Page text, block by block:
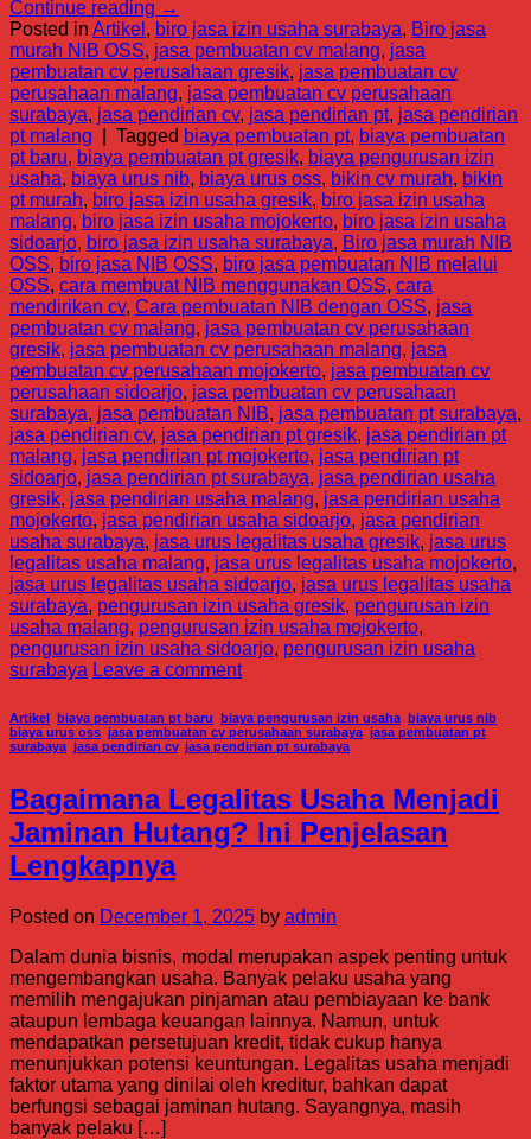
Continue reading →
Posted in Artikel , biro jasa izin usaha surabaya, Biro jasa
murah NIB OSS, jasa pembuatan cv malang, jasa
pembuatan cv perusahaan gresik, jasa pembuatan cv
perusahaan malang, jasa pembuatan cv perusahaan
surabaya, jasa pendirian cv, jasa pendirian pt, jasa pendirian
pt malang
Tagged biaya pembuatan pt, biaya pembuatan
pt baru, biaya pembuatan pt gresik, biaya pengurusan izin
usaha, biaya urus nib, biaya urus oss, bikin cv murah, bikin
pt murah, biro jasa izin usaha gresik, biro jasa izin usaha
malang, biro jasa izin usaha mojokerto, biro jasa izin usaha
sidoarjo, biro jasa izin usaha surabaya, Biro jasa murah NIB
OSS, biro jasa NIB OSS, biro jasa pembuatan NIB melalui
OSS, cara membuat NIB menggunakan OSS, cara
mendirikan cv, Cara pembuatan NIB dengan OSS, jasa
pembuatan cv malang, jasa pembuatan cv perusahaan
gresik, jasa pembuatan cv perusahaan malang, jasa
pembuatan cv perusahaan mojokerto, jasa pembuatan cv
perusahaan sidoarjo, jasa pembuatan cv perusahaan
surabaya, jasa pembuatan NIB, jasa pembuatan pt surabaya,
jasa pendirian cv, jasa pendirian pt gresik, jasa pendirian pt
malang, jasa pendirian pt mojokerto, jasa pendirian pt
sidoarjo, jasa pendirian pt surabaya, jasa pendirian usaha
gresik, jasa pendirian usaha malang, jasa pendirian usaha
mojokerto, jasa pendirian usaha sidoarjo, jasa pendirian
usaha surabaya, jasa urus legalitas usaha gresik, jasa urus
legalitas usaha malang, jasa urus legalitas usaha mojokerto,
jasa urus legalitas usaha sidoarjo, jasa urus legalitas usaha
surabaya, pengurusan izin usaha gresik, pengurusan izin
usaha malang, pengurusan izin usaha mojokerto,
pengurusan izin usaha sidoarjo, pengurusan izin usaha
surabaya Leave a comment
Artikel biaya pembuatan pt baru biaya pengurusan izin usaha biaya urus nib
biaya urus oss jasa pembuatan cv perusahaan surabaya jasa pembuatan pt
surabaya jasa pendirian cv, jasa pendirian pt surabaya
Bagaimana Legalitas Usaha Menjadi
Jaminan Hutang? Ini Penjelasan
Lengkapnya
Posted on December 1, 2025 by admin
Dalam dunia bisnis, modal merupakan aspek penting untuk
mengembangkan usaha. Banyak pelaku usaha yang
memilih mengajukan pinjaman atau pembiayaan ke bank
ataupun lembaga keuangan lainnya. Namun, untuk
mendapatkan persetujuan kredit, tidak cukup hanya
menunjukkan potensi keuntungan. Legalitas usaha menjadi
faktor utama yang dinilai oleh kreditur, bahkan dapat
berfungsi sebagai jaminan hutang. Sayangnya, masih
banyak pelaku […]